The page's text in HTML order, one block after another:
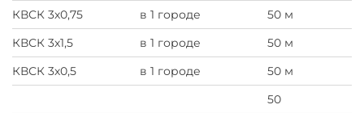
КВСК 3х0,75 в 1 городе
50 м
КВСК 3х1,5
в 1 городе
50 м
КВСК 3х0,5
в 1 городе
50 м
50